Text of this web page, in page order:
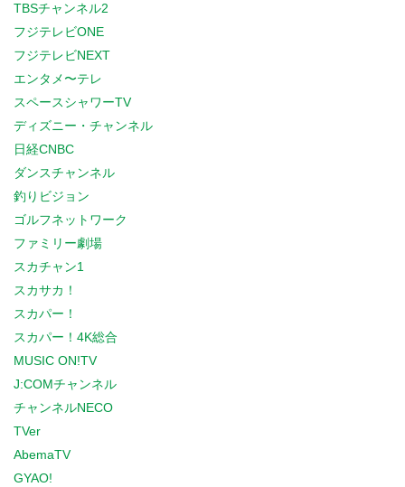
TBSチャンネル2
フジテレビONE
フジテレビNEXT
エンタメ〜テレ
スペースシャワーTV
ディズニー・チャンネル
日経CNBC
ダンスチャンネル
釣りビジョン
ゴルフネットワーク
ファミリー劇場
スカチャン1
スカサカ！
スカパー！
スカパー！4K総合
MUSIC ON!TV
J:COMチャンネル
チャンネルNECO
TVer
AbemaTV
GYAO!